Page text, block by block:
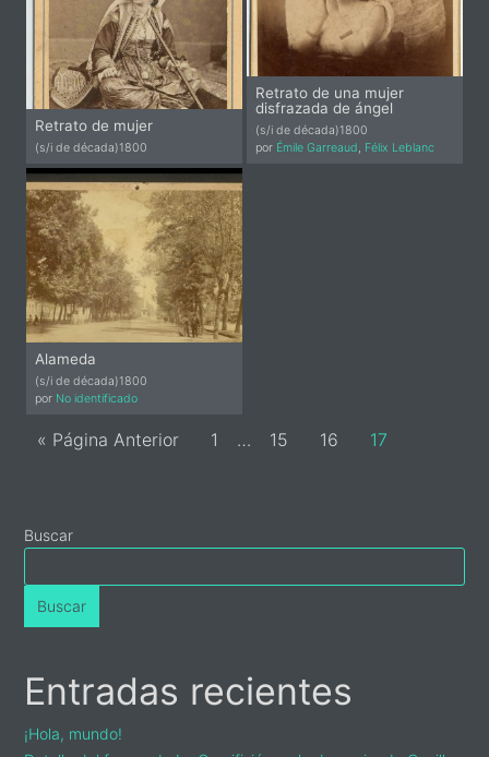
Retrato de mujer
(s/i de década)1800
Retrato de una mujer
disfrazada de ángel
(s/i de década)1800
por Émile Garreaud , Félix Leblanc
Alameda
(s/i de década)1800
por No identificado
« Página Anterior Page
1 … Page
15 Page
16 Page
17
Primary
Buscar
Buscar
Entradas recientes
¡Hola, mundo!